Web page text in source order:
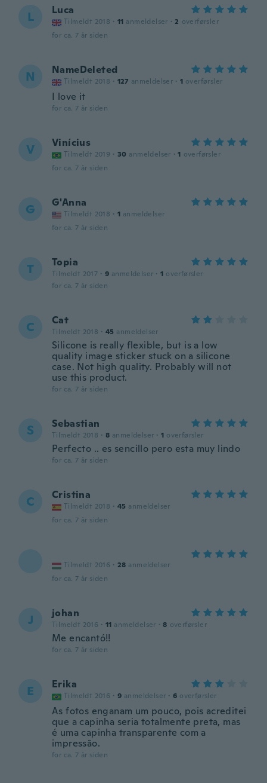
L Luca
Tilmeldt 2018 · 11 anmeldelser · 2 overførsler
for ca. 7 år siden
N NameDeleted
Tilmeldt 2018 · 127 anmeldelser · 1 overførsler
I love it
for ca. 7 år siden
V Vinícius
Tilmeldt 2019 · 30 anmeldelser · 1 overførsler
for ca. 7 år siden
G G'Anna
Tilmeldt 2018 · 1 anmeldelser
for ca. 7 år siden
T Topia
Tilmeldt 2017 · 9 anmeldelser · 1 overførsler
for ca. 7 år siden
C Cat
Tilmeldt 2018 · 45 anmeldelser
Silicone is really flexible, but is a low
quality image sticker stuck on a silicone
case. Not high quality. Probably will not
use this product.
for ca. 7 år siden
S Sebastian
Tilmeldt 2018 · 8 anmeldelser · 1 overførsler
Perfecto .. es sencillo pero esta muy lindo
for ca. 7 år siden
C Cristina
Tilmeldt 2018 · 45 anmeldelser
for ca. 7 år siden
Tilmeldt 2016 · 28 anmeldelser
for ca. 7 år siden
J johan
Tilmeldt 2016 · 11 anmeldelser · 8 overførsler
Me encantó!!
for ca. 7 år siden
E Erika
Tilmeldt 2016 · 9 anmeldelser · 6 overførsler
As fotos enganam um pouco, pois acreditei
que a capinha seria totalmente preta, mas
é uma capinha transparente com a
impressão.
for ca. 7 år siden